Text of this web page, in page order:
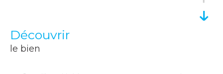
découvrir
le bien